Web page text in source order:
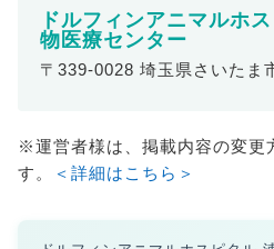
ドルフィンアニマルホ
物医療センター
〒339-0028 埼玉県さいたま
※運営者様は、掲載内容の変更
す。
＜詳細はこちら＞